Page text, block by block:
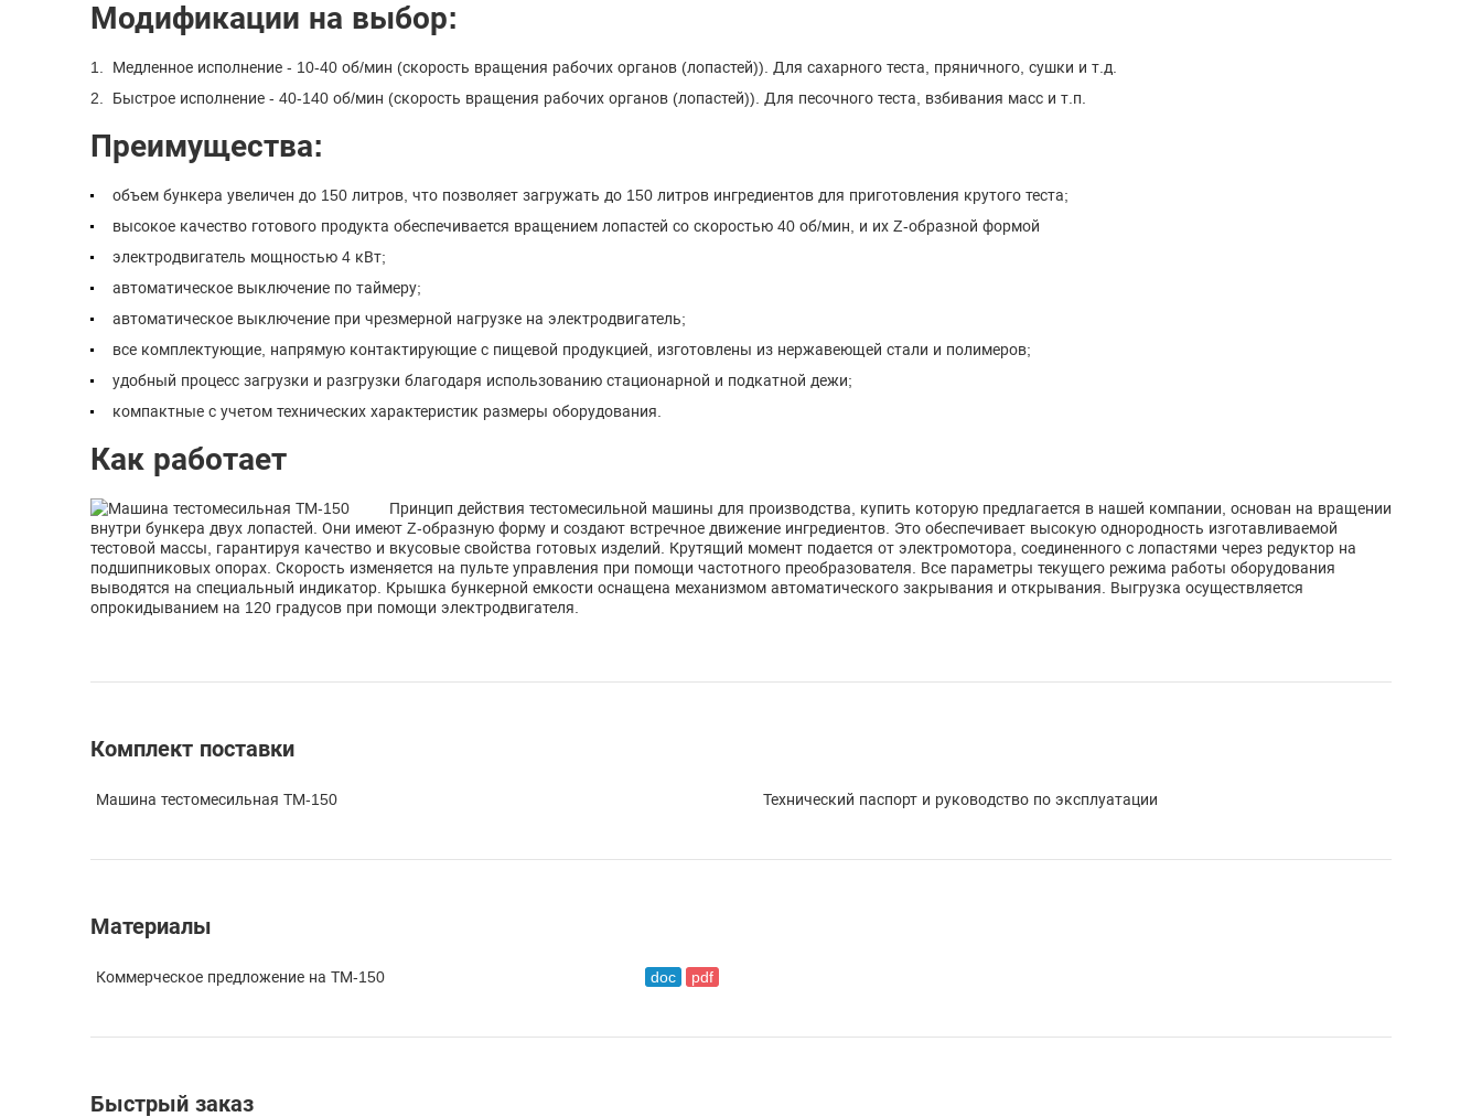
Модификации на выбор:
Медленное исполнение - 10-40 об/мин (скорость вращения рабочих органов (лопастей)). Для сахарного теста, пряничного, сушки и т.д.
Быстрое исполнение - 40-140 об/мин (скорость вращения рабочих органов (лопастей)). Для песочного теста, взбивания масс и т.п.
Преимущества:
объем бункера увеличен до 150 литров, что позволяет загружать до 150 литров ингредиентов для приготовления крутого теста;
высокое качество готового продукта обеспечивается вращением лопастей со скоростью 40 об/мин, и их Z-образной формой
электродвигатель мощностью 4 кВт;
автоматическое выключение по таймеру;
автоматическое выключение при чрезмерной нагрузке на электродвигатель;
все комплектующие, напрямую контактирующие с пищевой продукцией, изготовлены из нержавеющей стали и полимеров;
удобный процесс загрузки и разгрузки благодаря использованию стационарной и подкатной дежи;
компактные с учетом технических характеристик размеры оборудования.
Как работает
Принцип действия тестомесильной машины для производства, купить которую предлагается в нашей компании, основан на вращении
внутри бункера двух лопастей. Они имеют Z-образную форму и создают встречное движение ингредиентов. Это обеспечивает высокую однородность изготавливаемой
тестовой массы, гарантируя качество и вкусовые свойства готовых изделий. Крутящий момент подается от электромотора, соединенного с лопастями через редуктор на
подшипниковых опорах. Скорость изменяется на пульте управления при помощи частотного преобразователя. Все параметры текущего режима работы оборудования
выводятся на специальный индикатор. Крышка бункерной емкости оснащена механизмом автоматического закрывания и открывания. Выгрузка осуществляется
опрокидыванием на 120 градусов при помощи электродвигателя.
Комплект поставки
Машина тестомесильная ТМ-150 Технический паспорт и руководство по эксплуатации
Материалы
Коммерческое предложение на ТМ-150 doc pdf
Быстрый заказ